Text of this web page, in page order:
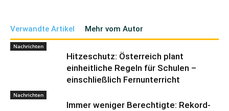
Verwandte Artikel Mehr vom Autor
Nachrichten
Hitzeschutz: Österreich plant
einheitliche Regeln für Schulen –
einschließlich Fernunterricht
Nachrichten
Immer weniger Berechtigte: Rekord-